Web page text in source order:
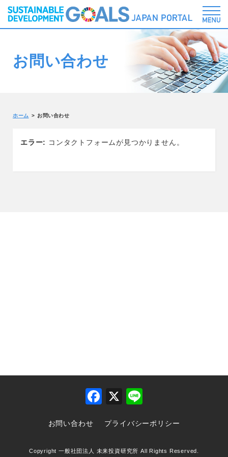
お問い合わせ
ホーム お問い合わせ
エラー: コンタクトフォームが見つかりません。
F
c
e
X
e
お問い合わせ プライバシーポリシー
Copyright 一般社団法人 未来投資研究所 All Rights Reserved.